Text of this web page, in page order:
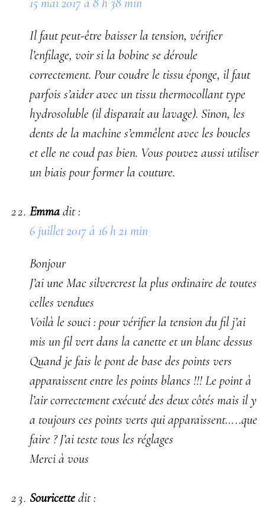
15 mai 2017 à 8 h 38 min
Il faut peut-être baisser la tension, vérifier
l’enfilage, voir si la bobine se déroule
correctement. Pour coudre le tissu éponge, il faut
parfois s’aider avec un tissu thermocollant type
hydrosoluble (il disparaît au lavage). Sinon, les
dents de la machine s’emmêlent avec les boucles
et elle ne coud pas bien. Vous pouvez aussi utiliser
un biais pour former la couture.
Emmadit :
6 juillet 2017 à 16 h 21 min
Bonjour
J’ai une Mac silvercrest la plus ordinaire de toutes
celles vendues
Voilà le souci : pour vérifier la tension du fil j’ai
mis un fil vert dans la canette et un blanc dessus
Quand je fais le pont de base des points vers
apparaissent entre les points blancs !!! Le point à
l’air correctement exécuté des deux côtés mais il y
a toujours ces points verts qui apparaissent…..que
faire ? J’ai teste tous les réglages
Merci à vous
Souricettedit :